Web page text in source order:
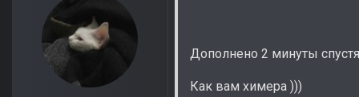
Дополнено 2 минуты спустя
Как вам химера )))